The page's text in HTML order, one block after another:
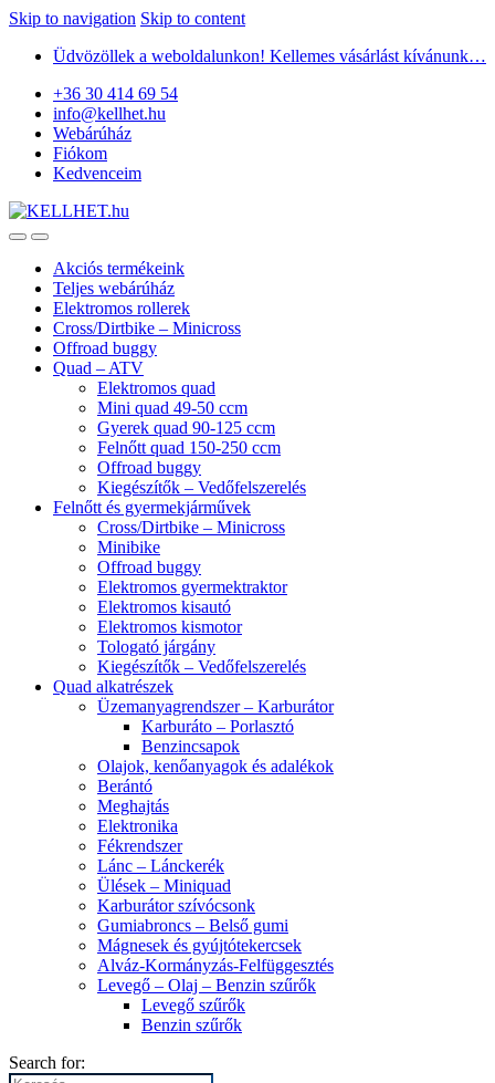
Skip to navigation Skip to content
Üdvözöllek a weboldalunkon! Kellemes vásárlást kívánunk…
+36 30 414 69 54
info@kellhet.hu
Webárúház
Fiókom
Kedvenceim
Akciós termékeink
Teljes webárúház
Elektromos rollerek
Cross/Dirtbike – Minicross
Offroad buggy
Quad – ATV
Elektromos quad
Mini quad 49-50 ccm
Gyerek quad 90-125 ccm
Felnőtt quad 150-250 ccm
Offroad buggy
Kiegészítők – Vedőfelszerelés
Felnőtt és gyermekjárművek
Cross/Dirtbike – Minicross
Minibike
Offroad buggy
Elektromos gyermektraktor
Elektromos kisautó
Elektromos kismotor
Tologató járgány
Kiegészítők – Vedőfelszerelés
Quad alkatrészek
Üzemanyagrendszer – Karburátor
Karburáto – Porlasztó
Benzincsapok
Olajok, kenőanyagok és adalékok
Berántó
Meghajtás
Elektronika
Fékrendszer
Lánc – Lánckerék
Ülések – Miniquad
Karburátor szívócsonk
Gumiabroncs – Belső gumi
Mágnesek és gyújtótekercsek
Alváz-Kormányzás-Felfüggesztés
Levegő – Olaj – Benzin szűrők
Levegő szűrők
Benzin szűrők
Search for: